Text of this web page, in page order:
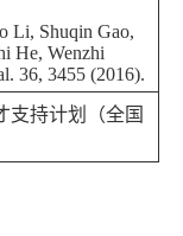
Li, Shuqin Gao,
He, Wenzhi
36, 3455 (2016).
支持计划（全国